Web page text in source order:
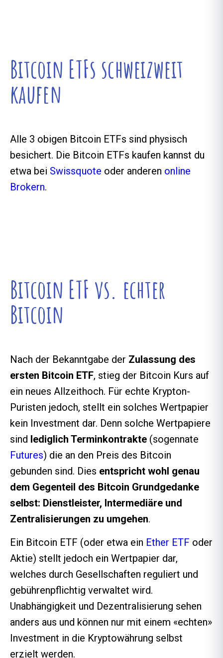
Bitcoin ETFs schweizweit
kaufen
Alle 3 obigen Bitcoin ETFs sind physisch
besichert. Die Bitcoin ETFs kaufen kannst du
etwa bei Swissquote oder anderen online
Brokern.
Bitcoin ETF vs. echter
Bitcoin
Nach der Bekanntgabe der Zulassung des
ersten Bitcoin ETF, stieg der Bitcoin Kurs auf
ein neues Allzeithoch. Für echte Krypton-
Puristen jedoch, stellt ein solches Wertpapier
kein Investment dar. Denn solche Wertpapiere
sind lediglich Terminkontrakte (sogennate
Futures) die an den Preis des Bitcoin
gebunden sind. Dies entspricht wohl genau
dem Gegenteil des Bitcoin Grundgedanke
selbst: Dienstleister, Intermediäre und
Zentralisierungen zu umgehen.
Ein Bitcoin ETF (oder etwa ein Ether ETF oder
Aktie) stellt jedoch ein Wertpapier dar,
welches durch Gesellschaften reguliert und
gebührenpflichtig verwaltet wird.
Unabhängigkeit und Dezentralisierung sehen
anders aus und können nur mit einem «echten»
Investment in die Kryptowährung selbst
erzielt werden.